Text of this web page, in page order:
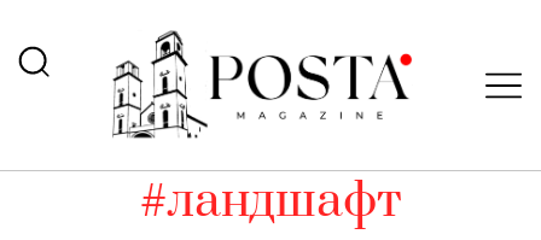
#ландшафт